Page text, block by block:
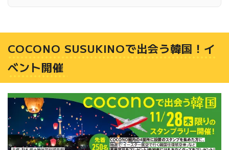
COCONO SUSUKINOで出会う韓国！イ
ベント開催